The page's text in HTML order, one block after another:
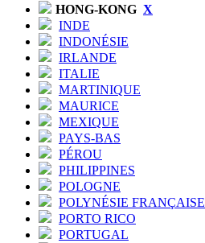
HONG-KONG X
INDE
INDONÉSIE
IRLANDE
ITALIE
MARTINIQUE
MAURICE
MEXIQUE
PAYS-BAS
PÉROU
PHILIPPINES
POLOGNE
POLYNÉSIE FRANÇAISE
PORTO RICO
PORTUGAL